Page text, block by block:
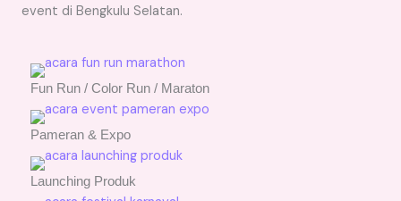
event di Bengkulu Selatan.
Fun Run / Color Run / Maraton
Pameran & Expo
Launching Produk